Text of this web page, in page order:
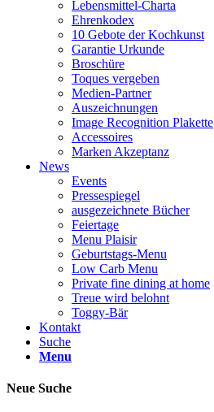
Lebensmittel-Charta
Ehrenkodex
10 Gebote der Kochkunst
Garantie Urkunde
Broschüre
Toques vergeben
Medien-Partner
Auszeichnungen
Image Recognition Plakette
Accessoires
Marken Akzeptanz
News
Events
Pressespiegel
ausgezeichnete Bücher
Feiertage
Menu Plaisir
Geburtstags-Menu
Low Carb Menu
Private fine dining at home
Treue wird belohnt
Toggy-Bär
Kontakt
Suche
Menu
Neue Suche